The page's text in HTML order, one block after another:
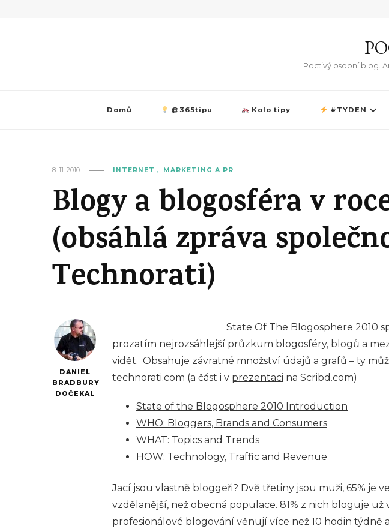
Poctivý osobní blog.
Domů @365tipu Kolo tipy #TYDEN
8. 11. 2010 INTERNET MARKETING A PR
Blogy a blogosféra v
(obsáhlá zpráva
Technorati)
DANIEL
BRADBURY
DOČEKAL
State Of The Blogosphere 2010
prozatím nejrozsáhlejší průzkum blogosféry, blogů a
vidět. Obsahuje závratné množství údajů a grafů – ty
technorati.com (a část i v prezentaci na Scribd.com)
State of the Blogosphere 2010 Introduction
WHO: Bloggers, Brands and Consumers
WHAT: Topics and Trends
HOW: Technology, Traffic and Revenue
Jací jsou vlastně bloggeři? Dvě třetiny jsou muži, 65% je
vzdělanější, než obecná populace. 81% z nich bloguje už
profesionálové blogování věnují více než 10 hodin týdně